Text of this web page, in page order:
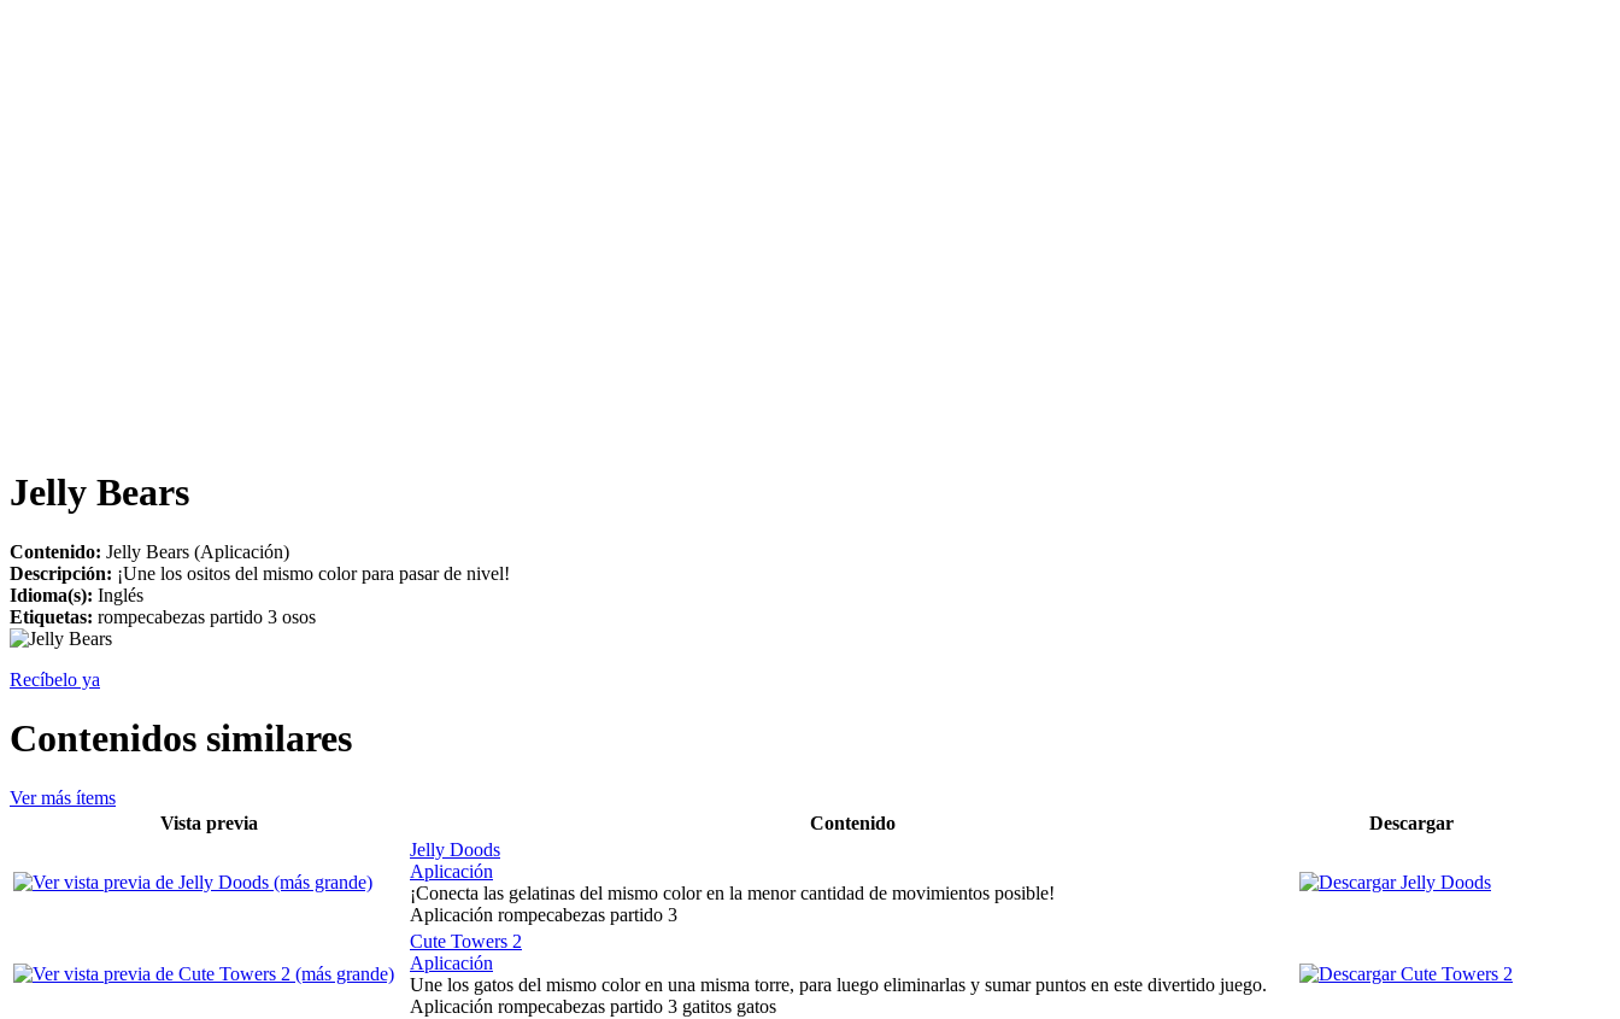
Jelly Bears
Contenido: Jelly Bears (Aplicación)
Descripción: ¡Une los ositos del mismo color para pasar de nivel!
Idioma(s): Inglés
Etiquetas: rompecabezas partido 3 osos
Recíbelo ya
Contenidos similares
Ver más ítems
Vista previa
Contenido
Descargar
Jelly Doods
Aplicación
¡Conecta las gelatinas del mismo color en la menor cantidad de movimientos posible!
Aplicación rompecabezas partido 3
Cute Towers 2
Aplicación
Une los gatos del mismo color en una misma torre, para luego eliminarlas y sumar puntos en este divertido juego.
Aplicación rompecabezas partido 3 gatitos gatos